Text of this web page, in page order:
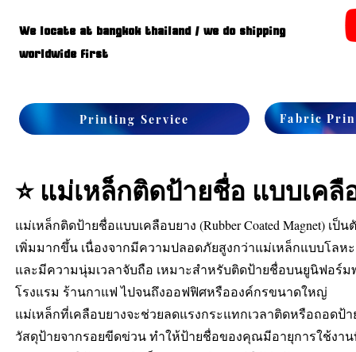
We locate at bangkok thailand / we do shipping
worldwide first
Printing Service Fabric
⭐ แม่เหล็กติดป้ายชื่อ แบบเคลื
แม่เหล็กติดป้ายชื่อแบบเคลือบยาง (Rubber Coated Magnet) เ
เพิ่มมากขึ้น เนื่องจากมีความปลอดภัยสูงกว่าแม่เหล็กแบบโลห
และมีความนุ่มเวลาจับถือ เหมาะสำหรับติดป้ายชื่อบนยูนิฟอร์
โรงแรม ร้านกาแฟ ไปจนถึงออฟฟิศหรือองค์กรขนาดใหญ่
แม่เหล็กที่เคลือบยางจะช่วยลดแรงกระแทกเวลาติดหรือถอดป้
วัสดุป้ายจากรอยขีดข่วน ทำให้ป้ายชื่อของคุณมีอายุการใช้งา